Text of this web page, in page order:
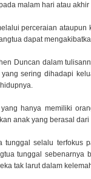
malam hari atau
perceraian
dapat
Duncan dalam
sering dihadapi
hanya memiliki
anak yang berasal
tunggal selalu terfokus
tunggal sebenarnya
tak larut dalam